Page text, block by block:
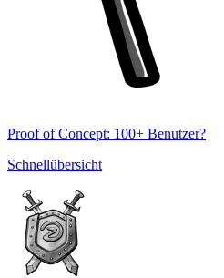
Proof of Concept: 100+ Benutzer?
Schnellübersicht